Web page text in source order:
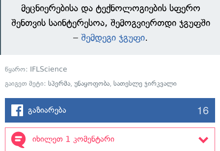
მეცნიერებისა და ტექნოლოგიების სფერო
შენთვის საინტერესოა, შემოგვიერთდი ჯგუფში
– შემდეგი ჯგუფი.
წყარო: IFLScience
გაიგეთ მეტი: სპერმა, უნაყოფობა, სათესლე ჯირკვალი
გაზიარება 16
იხილეთ 1 კომენტარი